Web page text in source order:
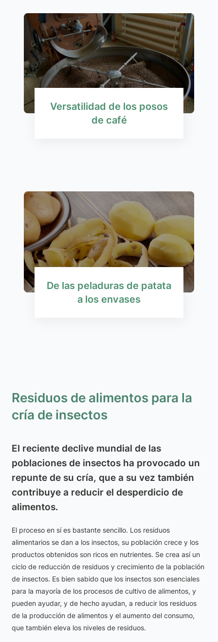
Versatilidad de los posos
de café
De las peladuras de patata
a los envases
Residuos de alimentos para la
cría de insectos
El reciente declive mundial de las
poblaciones de insectos ha provocado un
repunte de su cría, que a su vez también
contribuye a reducir el desperdicio de
alimentos.
El proceso en sí es bastante sencillo. Los residuos
alimentarios se dan a los insectos, su población crece y los
productos obtenidos son ricos en nutrientes. Se crea así un
ciclo de reducción de residuos y crecimiento de la población
de insectos. Es bien sabido que los insectos son esenciales
para la mayoría de los procesos de cultivo de alimentos, y
pueden ayudar, y de hecho ayudan, a reducir los residuos
de la producción de alimentos y el aumento del consumo,
que también eleva los niveles de residuos.